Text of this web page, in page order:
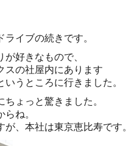
イブの続きです。
好きなもので、
スの社屋内にあります
うところに行きました。
ょっと驚きました。
ね。
、本社は東京恵比寿です。